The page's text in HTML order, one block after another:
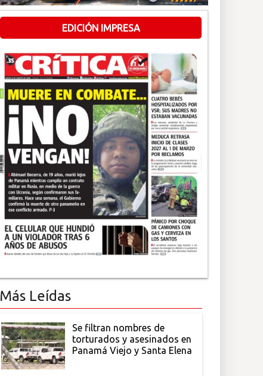
EDICIÓN IMPRESA
Más Leídas
Se filtran nombres de
torturados y asesinados en
Panamá Viejo y Santa Elena